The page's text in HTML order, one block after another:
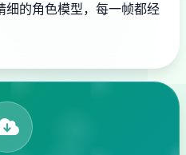
的角色模型，每一帧都经